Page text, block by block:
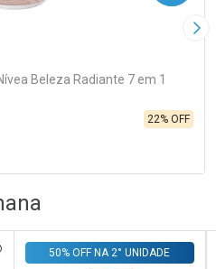
Beleza Radiante 7 em 1
22% OFF
AOS FAVORITOS
50% OFF NA 2° UNIDADE